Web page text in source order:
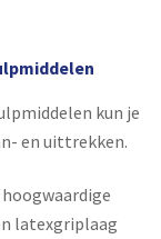
kun je
en uittrekken.
latexgriplaag